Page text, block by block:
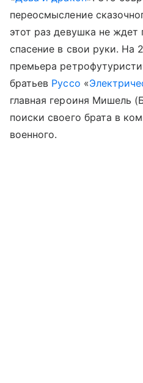
переосмысление
этот раз девушка не ждет
спасение в свои руки. На
премьера
братьев Руссо «
главная героиня Мишель
поиски своего брата в
военного.